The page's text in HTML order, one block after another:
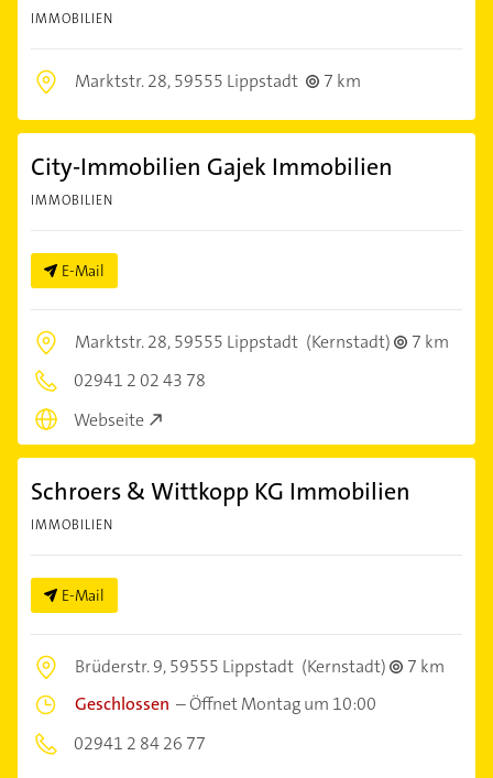
IMMOBILIEN
Marktstr. 28,59555 Lippstadt 7 km
City-Immobilien Gajek Immobilien
IMMOBILIEN
E-Mail
Marktstr. 28,59555 Lippstadt (Kernstadt)
7 km
02941 2 02 43 78
Webseite
Schroers & Wittkopp KG Immobilien
IMMOBILIEN
E-Mail
Brüderstr. 9,59555 Lippstadt (Kernstadt)
7 km
Geschlossen –Öffnet Montag um 10:00
02941 2 84 26 77